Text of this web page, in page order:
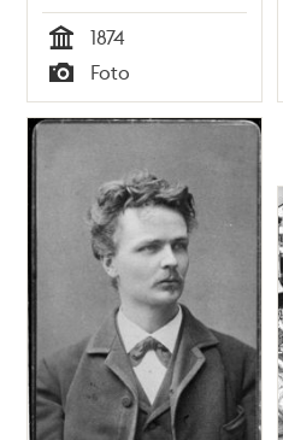
Tid
1874
Typ
Foto